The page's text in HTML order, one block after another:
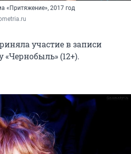
«Притяжение», 2017 год
участие в записи
(12+).